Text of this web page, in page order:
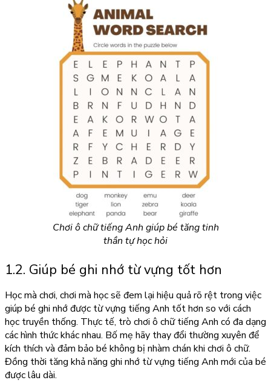
Chơi ô chữ tiếng Anh giúp bé tăng tinh
thần tự học hỏi
1.2. Giúp bé ghi nhớ từ vựng tốt hơn
Học mà chơi, chơi mà học sẽ đem lại hiệu quả rõ rệt trong việc
giúp bé ghi nhớ được từ vựng tiếng Anh tốt hơn so với cách
học truyền thống. Thực tế, trò chơi ô chữ tiếng Anh có đa dạng
các hình thức khác nhau. Bố mẹ hãy thay đổi thường xuyên để
kích thích và đảm bảo bé không bị nhàm chán khi chơi ô chữ.
Đồng thời tăng khả năng ghi nhớ từ vựng tiếng Anh mới của bé
được lâu dài.